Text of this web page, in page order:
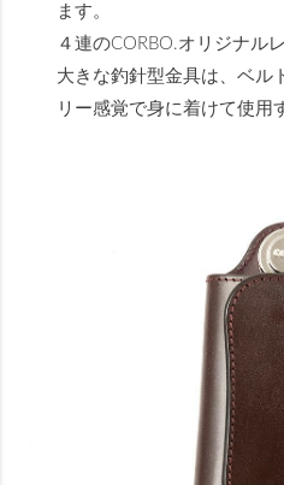
ます。
４連のCORBO.オリジナル
大きな釣針型金具は、ベル
リー感覚で身に着けて使用